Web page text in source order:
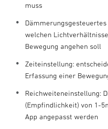
muss
welchen
Bewegung angehen soll
Zeiteinstellung:
Erfassung einer
Reichweiteneinstellung:
(Empfindlichkeit) von 1-
App angepasst werden